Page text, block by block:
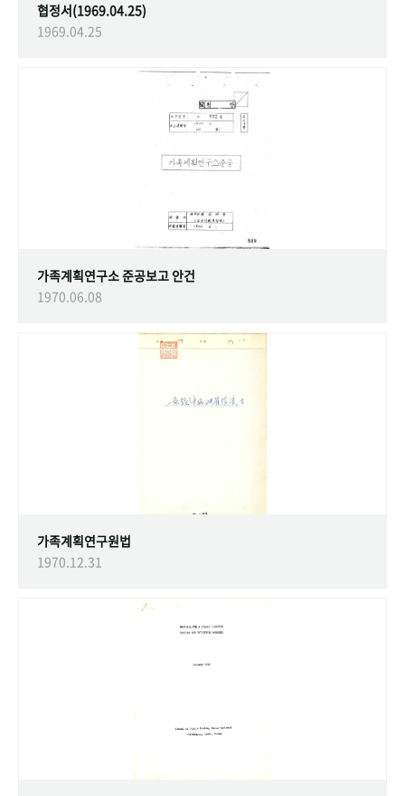
협정서(1969.04.25)
1969.04.25
가족계획연구소 준공보고 안건
1970.06.08
가족계획연구원법
1970.12.31